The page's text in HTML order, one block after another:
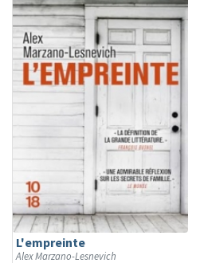
L'empreinte
Alex Marzano-Lesnevich